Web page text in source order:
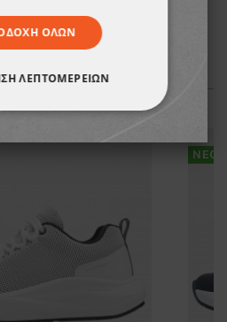
ΝΈΟ
ΌΛΩΝ
ΛΕΠΤΟΜΕΡΕΙΏΝ
ΑΠΑΡΑΊΤΗΤΑ